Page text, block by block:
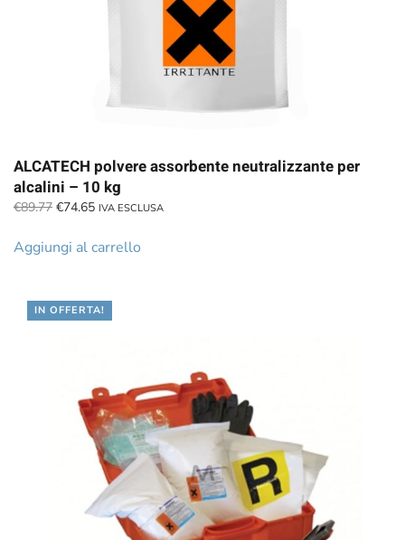
ALCATECH polvere assorbente neutralizzante per
alcalini – 10 kg
€89.77 Il
originale
€74.65Il
attuale
IVA ESCLUSA
Aggiungi al carrello
IN OFFERTA!